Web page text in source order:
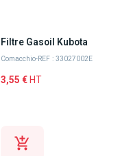
Filtre Gasoil Kubota
Comacchio-REF : 33027002E
3,55 € HT